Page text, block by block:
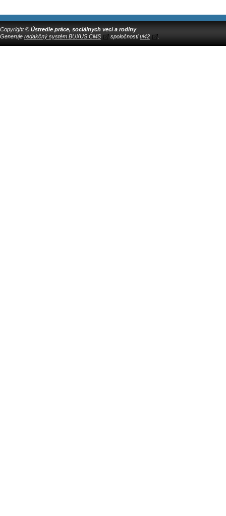
Copyright © Ústredie práce, sociálnych vecí a rodiny
Generuje redakčný systém BUXUS CMS spoločnostiui42